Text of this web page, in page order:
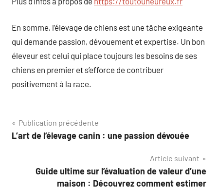
En somme, l’élevage de chiens est une tâche exigeante
qui demande passion, dévouement et expertise. Un bon
éleveur est celui qui place toujours les besoins de ses
chiens en premier et s’efforce de contribuer
positivement à la race.
Navigation
de
Publication précédente
L’art de l’élevage canin : une passion dévouée
Article suivant
Guide ultime sur l’évaluation de valeur d’une
maison : Découvrez comment estimer